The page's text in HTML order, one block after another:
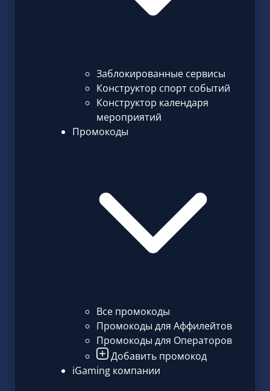
Заблокированные сервисы
Конструктор спорт событий
Конструктор календаря
мероприятий
Промокоды
Все промокоды
Промокоды для Аффилейтов
Промокоды для Операторов
Добавить промокод
iGaming компании